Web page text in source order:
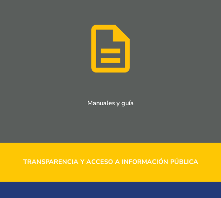
Manuales y guía
TRANSPARENCIA Y ACCESO A INFORMACIÓN PÚBLICA